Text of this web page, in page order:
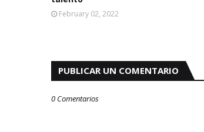
February 02, 2022
PUBLICAR UN COMENTARIO
0 Comentarios